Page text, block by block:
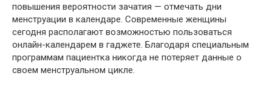
повышения вероятности зачатия — отмечать дни
менструации в календаре. Современные женщины
сегодня располагают возможностью пользоваться
онлайн-календарем в гаджете. Благодаря специальным
программам пациентка никогда не потеряет данные о
своем менструальном цикле.